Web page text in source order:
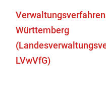
Württemberg
LVwVfG)